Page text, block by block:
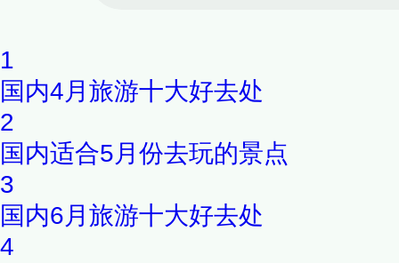
1
国内4月旅游十大好去处
2
国内适合5月份去玩的景点
3
国内6月旅游十大好去处
4